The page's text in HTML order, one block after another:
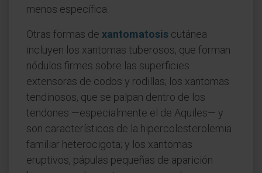
menos específica.
Otras formas de xantomatosis cutánea
incluyen los xantomas tuberosos, que forman
nódulos firmes sobre las superficies
extensoras de codos y rodillas; los xantomas
tendinosos, que se palpan dentro de los
tendones —especialmente el de Aquiles— y
son característicos de la hipercolesterolemia
familiar heterocigota; y los xantomas
eruptivos, pápulas pequeñas de aparición